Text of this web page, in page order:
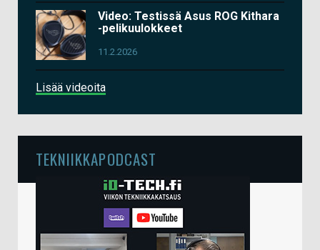
Video: Testissä Asus ROG Kithara
-pelikuulokkeet
11.2.2026
Lisää videoita
TEKNIIKKAPODCAST